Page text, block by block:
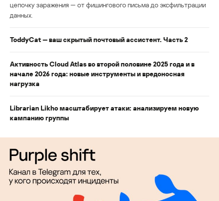
цепочку заражения — от фишингового письма до эксфильтрации
данных.
ToddyCat — ваш скрытый почтовый ассистент. Часть 2
Активность Cloud Atlas во второй половине 2025 года и в
начале 2026 года: новые инструменты и вредоносная
нагрузка
Librarian Likho масштабирует атаки: анализируем новую
кампанию группы